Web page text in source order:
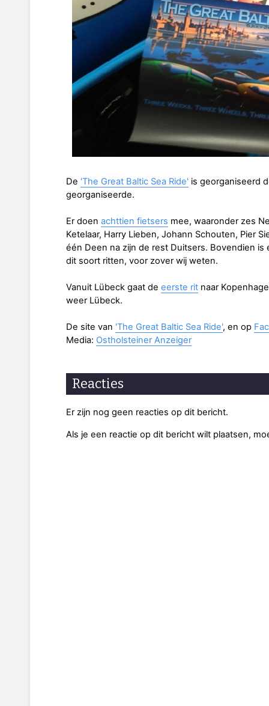
De 'The Great Baltic Sea Ride' is georganiseerd
georganiseerde.
Er doen achttien fietsers mee, waaronder zes
Ketelaar, Harry Lieben, Johann Schouten, Pier
één Deen na zijn de rest Duitsers. Bovendien is
dit soort ritten, voor zover wij weten.
Vanuit Lübeck gaat de eerste rit naar
weer Lübeck.
De site van 'The Great Baltic Sea Ride', en op
Media: Ostholsteiner Anzeiger
Reacties
Er zijn nog geen reacties op dit bericht.
Als je een reactie op dit bericht wilt plaatsen,